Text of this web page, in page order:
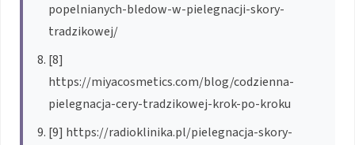
popelnianych-bledow-w-pielegnacji-skory-
tradzikowej/
[8]
https://miyacosmetics.com/blog/codzienna-
pielegnacja-cery-tradzikowej-krok-po-kroku
[9] https://radioklinika.pl/pielegnacja-skory-